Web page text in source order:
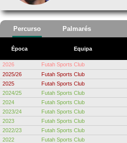
Percurso Palmarés
Época Equipa
2026 Futah Sports Club
2025/26
Futah Sports Club
2025
Futah Sports Club
2024/25
Futah Sports Club
2024
Futah Sports Club
2023/24
Futah Sports Club
2023
Futah Sports Club
2022/23
Futah Sports Club
2022
Futah Sports Club